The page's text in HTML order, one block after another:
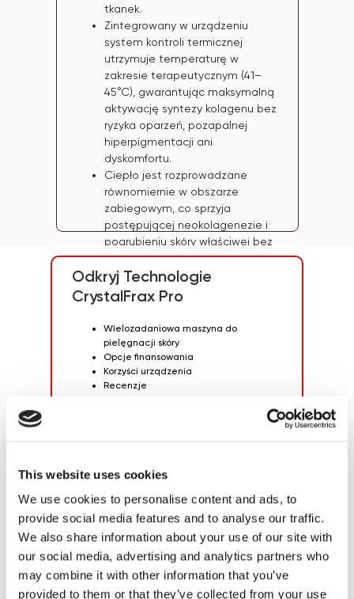
This website uses cookies
We use cookies to personalise content and ads, to
provide social media features and to analyse our traffic.
We also share information about your use of our site with
our social media, advertising and analytics partners who
may combine it with other information that you’ve
provided to them or that they’ve collected from your use
tkanek.
Zintegrowany w urządzeniu
system kontroli termicznej
utrzymuje temperaturę w
zakresie terapeutycznym (41–
45°C), gwarantując maksymalną
aktywację syntezy kolagenu bez
ryzyka oparzeń, pozapalnej
hiperpigmentacji ani
dyskomfortu.
Ciepło jest rozprowadzane
równomiernie w obszarze
zabiegowym, co sprzyja
postępującej neokolagenezie i
pogrubieniu skóry właściwej bez
nadmiernej reakcji zapalnej.
Odkryj Technologie
CrystalFrax Pro
Wielozadaniowa maszyna do
pielęgnacji skóry
Opcje finansowania
Korzyści urządzenia
Recenzje